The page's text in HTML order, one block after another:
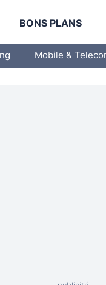
BONS PLANS
Mobile &